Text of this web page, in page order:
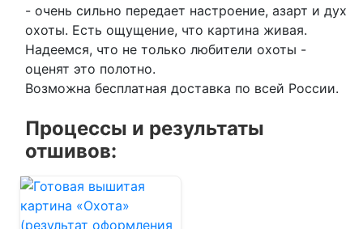
- очень сильно передает настроение, азарт и дух
охоты. Есть ощущение, что картина живая.
Надеемся, что не только любители охоты -
оценят это полотно.
Возможна бесплатная доставка по всей России.
Процессы и результаты
отшивов: